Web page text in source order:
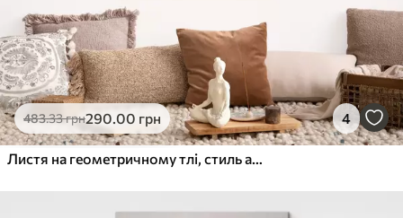
483.33грн290.00 грн 4
Листя на геометричному тлі, стиль абстрактного сучасного мистецтва